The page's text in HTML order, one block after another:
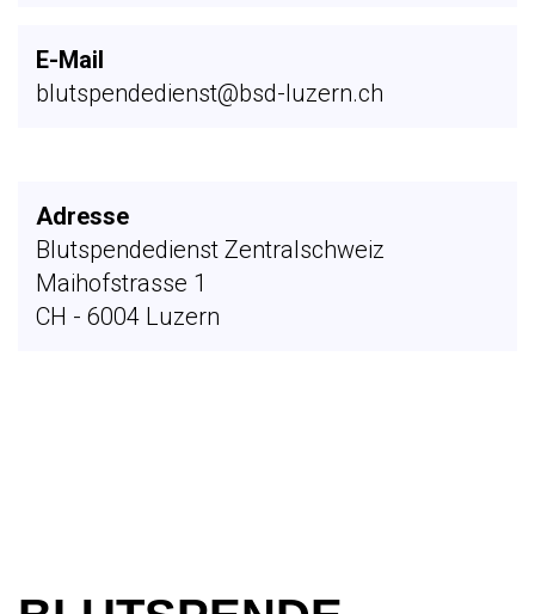
E-Mail
blutspendedienst@bsd-luzern.ch
Adresse
Blutspendedienst Zentralschweiz
Maihofstrasse 1
CH - 6004 Luzern